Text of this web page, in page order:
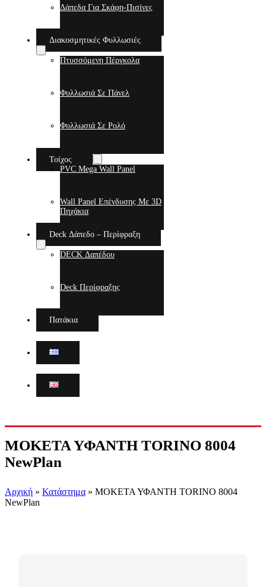
Δάπεδα Για Σκάφη-Πισίνες
Διακοσμητικές Φυλλωσιές
Πτυσσόμενη Πέργκολα
Φυλλωσιά Σε Πάνελ
Φυλλωσιά Σε Ρολό
Τοίχος
PVC Mega Wall Panel
Wall Panel Επένδυσης Με 3D
Πηχάκια
Deck Δάπεδο – Περίφραξη
DECK Δαπέδου
Deck Περίφραξης
Πατάκια
ΜΟΚΕΤΑ ΥΦΑΝΤΗ TORINO 8004
NewPlan
Αρχική » Κατάστημα » ΜΟΚΕΤΑ ΥΦΑΝΤΗ TORINO 8004
NewPlan